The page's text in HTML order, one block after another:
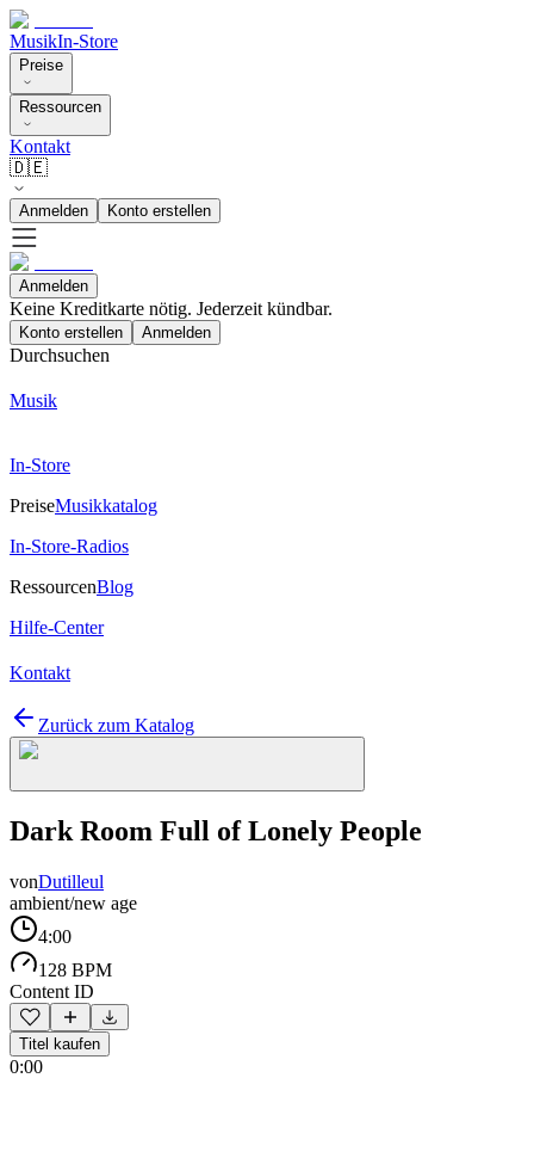
MusikIn-Store
Preise
Ressourcen
Kontakt
🇩🇪
Anmelden Konto erstellen
Anmelden
Keine Kreditkarte nötig. Jederzeit kündbar.
Konto erstellen Anmelden
Durchsuchen
Musik
In-Store
PreiseMusikkatalog
In-Store-Radios
RessourcenBlog
Hilfe-Center
Kontakt
Zurück zum Katalog
Dark Room Full of Lonely People
vonDutilleul
ambient/new age
4:00
128 BPM
Content ID
Titel kaufen
0:00